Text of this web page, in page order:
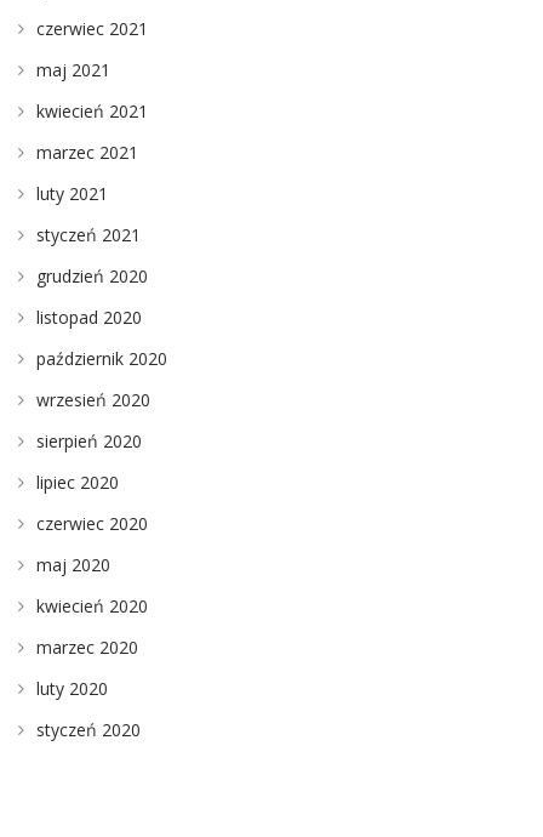
czerwiec 2021
maj 2021
kwiecień 2021
marzec 2021
luty 2021
styczeń 2021
grudzień 2020
listopad 2020
październik 2020
wrzesień 2020
sierpień 2020
lipiec 2020
czerwiec 2020
maj 2020
kwiecień 2020
marzec 2020
luty 2020
styczeń 2020